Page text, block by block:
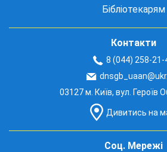
Бібліотекарям
Контакти
8 (044) 258-21-
03127 м. Київ, вул. Героїв
Дивитись на
Соц. Мережі